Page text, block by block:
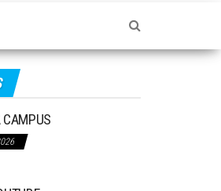
CAMPUS